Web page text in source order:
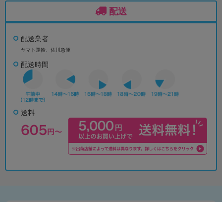
配送
配送業者
ヤマト運輸、佐川急便
配送時間
送料